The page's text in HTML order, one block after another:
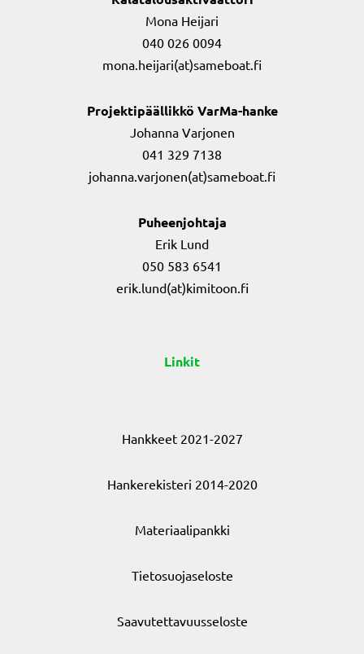
Mona Heijari
040 026 0094
mona.heijari(at)sameboat.fi
Projektipäällikkö VarMa-hanke
Johanna Varjonen
041 329 7138
johanna.varjonen(at)sameboat.fi
Puheenjohtaja
Erik Lund
050 583 6541
erik.lund(at)kimitoon.fi
Linkit
Hankkeet 2021-2027
Hankerekisteri 2014-2020
Materiaalipankki
Tietosuojaseloste
Saavutettavuusseloste